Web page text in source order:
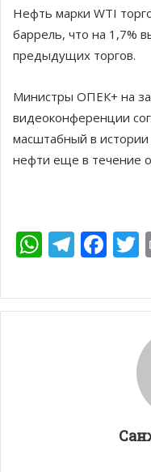
Нефть марки WTI
баррель, что на 1,7%
предыдущих торгов.
Министры ОПЕК+ на
видеоконференции
масштабный в
нефти еще в течение
W
h
at
s
T
el
e
gr
F
ac
e
b